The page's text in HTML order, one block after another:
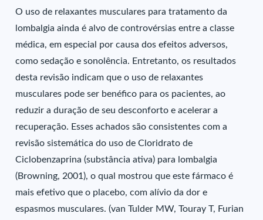
O uso de relaxantes musculares para tratamento da
lombalgia ainda é alvo de controvérsias entre a classe
médica, em especial por causa dos efeitos adversos,
como sedação e sonolência. Entretanto, os resultados
desta revisão indicam que o uso de relaxantes
musculares pode ser benéfico para os pacientes, ao
reduzir a duração de seu desconforto e acelerar a
recuperação. Esses achados são consistentes com a
revisão sistemática do uso de Cloridrato de
Ciclobenzaprina (substância ativa) para lombalgia
(Browning, 2001), o qual mostrou que este fármaco é
mais efetivo que o placebo, com alívio da dor e
espasmos musculares. (van Tulder MW, Touray T, Furian